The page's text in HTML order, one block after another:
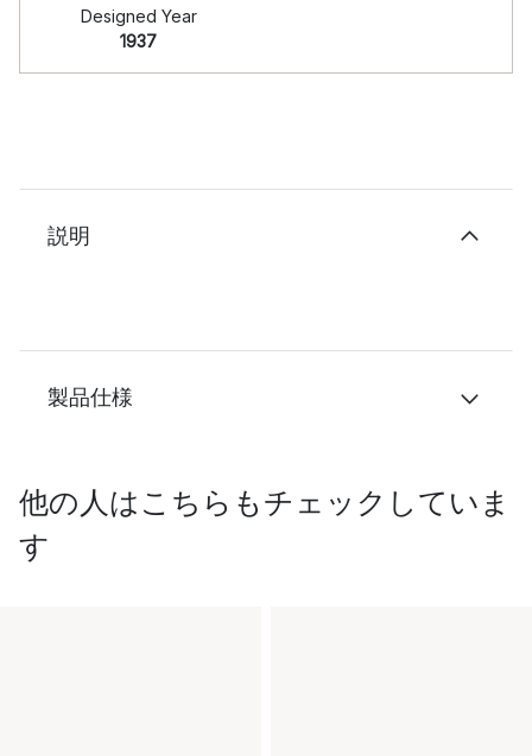
Designed Year
1937
説明
製品仕様
他の人はこちらもチェックしていま
す